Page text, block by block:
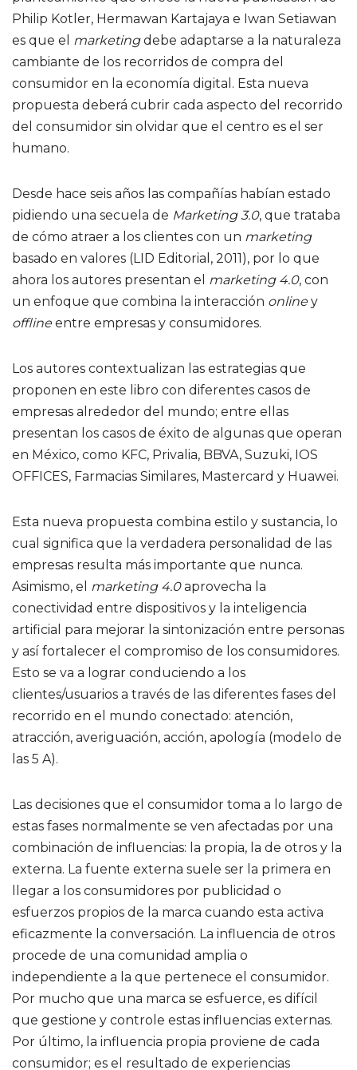
Philip Kotler, Hermawan Kartajaya e Iwan Setiawan
es que el
marketingdebe adaptarse a la naturaleza
cambiante de los recorridos de compra del
consumidor en la economía digital. Esta nueva
propuesta deberá cubrir cada aspecto del recorrido
del consumidor sin olvidar que el centro es el ser
humano.
Desde hace seis años las compañías habían estado
pidiendo una secuela de Marketing 3.0, que trataba
de cómo atraer a los clientes con un marketing
basado en valores (LID Editorial, 2011), por lo que
ahora los autores presentan el
marketing 4.0, con
un enfoque que combina la interacción online y
offline entre empresas y consumidores.
Los autores contextualizan las estrategias que
proponen en este libro con diferentes casos de
empresas alrededor del mundo; entre ellas
presentan los casos de éxito de algunas que operan
en México, como KFC, Privalia, BBVA, Suzuki, IOS
OFFICES, Farmacias Similares, Mastercard y Huawei.
Esta nueva propuesta combina estilo y sustancia, lo
cual significa que la verdadera personalidad de las
empresas resulta más importante que nunca.
Asimismo, el
marketing 4.0aprovecha la
conectividad entre dispositivos y la inteligencia
artificial para mejorar la sintonización entre personas
y así fortalecer el compromiso de los consumidores.
Esto se va a lograr conduciendo a los
clientes/usuarios a través de las diferentes fases del
recorrido en el mundo conectado: atención,
atracción, averiguación, acción, apología (modelo de
las 5 A).
Las decisiones que el consumidor toma a lo largo de
estas fases normalmente se ven afectadas por una
combinación de influencias: la propia, la de otros y la
externa. La fuente externa suele ser la primera en
llegar a los consumidores por publicidad o
esfuerzos propios de la marca cuando esta activa
eficazmente la conversación. La influencia de otros
procede de una comunidad amplia o
independiente a la que pertenece el consumidor.
Por mucho que una marca se esfuerce, es difícil
que gestione y controle estas influencias externas.
Por último, la influencia propia proviene de cada
consumidor; es el resultado de experiencias